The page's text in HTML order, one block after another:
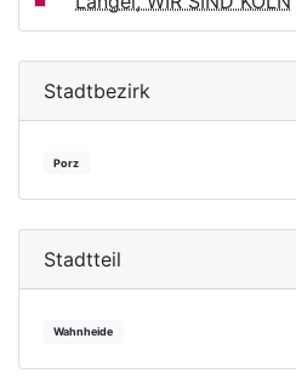
Stadtbezirk
Porz
Stadtteil
Wahnheide